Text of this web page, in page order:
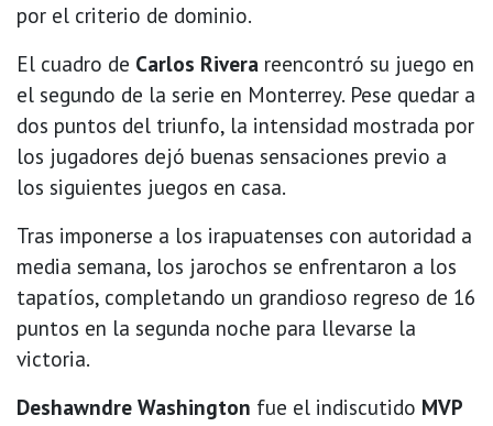
por el criterio de dominio.
El cuadro de Carlos Rivera reencontró su juego en
el segundo de la serie en Monterrey. Pese quedar a
dos puntos del triunfo, la intensidad mostrada por
los jugadores dejó buenas sensaciones previo a
los siguientes juegos en casa.
Tras imponerse a los irapuatenses con autoridad a
media semana, los jarochos se enfrentaron a los
tapatíos, completando un grandioso regreso de 16
puntos en la segunda noche para llevarse la
victoria.
Deshawndre Washington fue el indiscutido MVP